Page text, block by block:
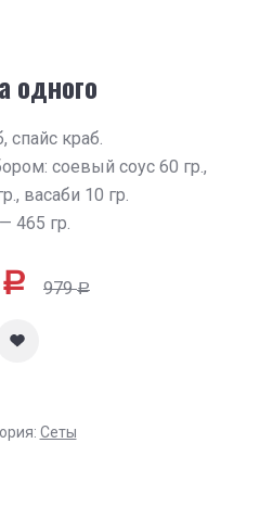
одного
спайс краб.
соевый соус 60 гр.,
васаби 10 гр.
465 гр.
979Р
Р
Сеты